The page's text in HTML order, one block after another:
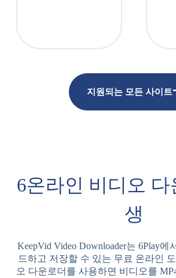
지원되는 모든 사이트
6온라인 비디오 다
생
KeepVid Video Downloader는 6Play에
드하고 저장할 수 있는 무료 온라인
오 다운로더를 사용하면 비디오를